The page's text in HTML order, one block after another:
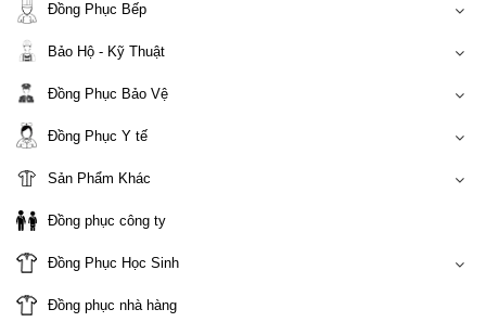
Đồng Phục Bếp
Bảo Hộ - Kỹ Thuật
Đồng Phục Bảo Vệ
Đồng Phục Y tế
Sản Phẩm Khác
Đồng phục công ty
Đồng Phục Học Sinh
Đồng phục nhà hàng